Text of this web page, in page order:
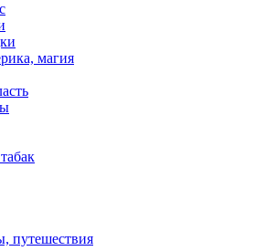
магия
путешествия